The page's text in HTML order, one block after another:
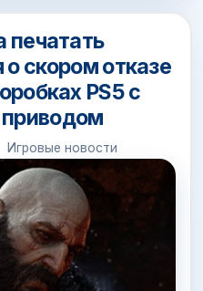
печатать
скором отказе
PS5 с
Игровые новости